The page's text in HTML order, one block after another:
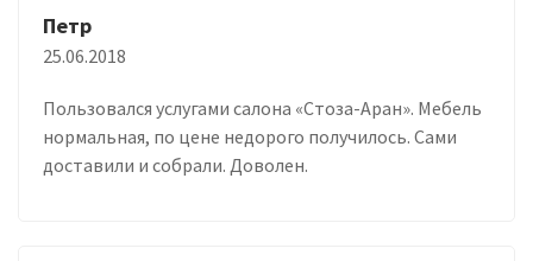
Петр
25.06.2018
Пользовался услугами салона «Стоза-Аран». Мебель
нормальная, по цене недорого получилось. Сами
доставили и собрали. Доволен.